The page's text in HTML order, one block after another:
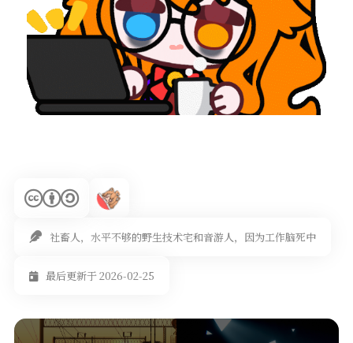
社畜人，水平不够的野生技术宅和音游人，因为工作脑死中
最后更新于 2026-02-25